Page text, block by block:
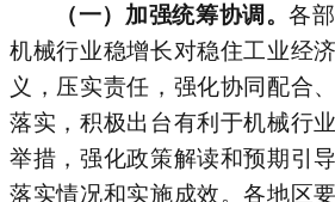
（一）加强统筹协调。各
机械行业稳增长对稳住工业经
义，压实责任，强化协同配合
落实，积极出台有利于机械行
举措，强化政策解读和预期引
落实情况和实施成效。各地区